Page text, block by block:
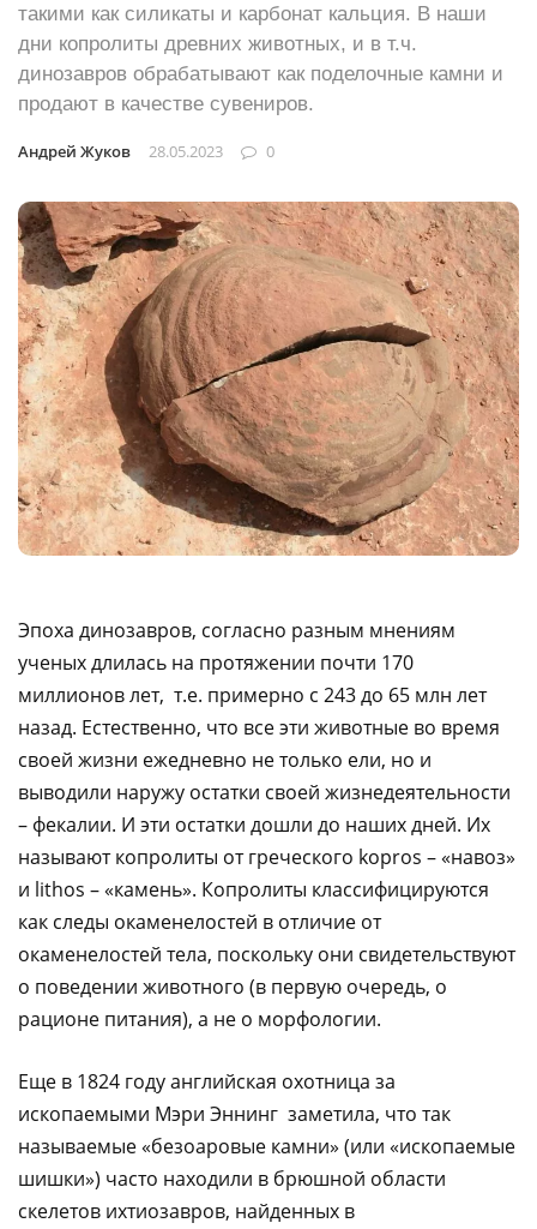
такими как силикаты и карбонат кальция. В наши
дни копролиты древних животных, и в т.ч.
динозавров обрабатывают как поделочные камни и
продают в качестве сувениров.
Андрей Жуков 28.05.2023 0
Эпоха динозавров, согласно разным мнениям
ученых длилась на протяжении почти 170
миллионов лет, т.е. примерно с 243 до 65 млн лет
назад. Естественно, что все эти животные во время
своей жизни ежедневно не только ели, но и
выводили наружу остатки своей жизнедеятельности
– фекалии. И эти остатки дошли до наших дней. Их
называют копролиты от греческого kopros – «навоз»
и lithos – «камень». Копролиты классифицируются
как следы окаменелостей в отличие от
окаменелостей тела, поскольку они свидетельствуют
о поведении животного (в первую очередь, о
рационе питания), а не о морфологии.
Еще в 1824 году английская охотница за
ископаемыми Мэри Эннинг заметила, что так
называемые «безоаровые камни» (или «ископаемые
шишки») часто находили в брюшной области
скелетов ихтиозавров, найденных в